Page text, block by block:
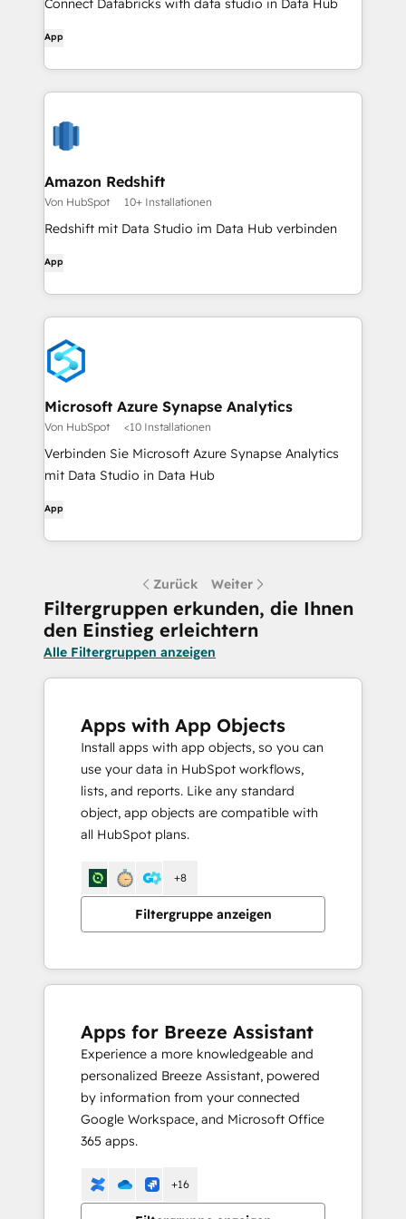
Connect Databricks with data studio in Data Hub
App
Amazon Redshift
Von HubSpot 10+ Installationen
Redshift mit Data Studio im Data Hub verbinden
App
Microsoft Azure Synapse Analytics
Von HubSpot <10 Installationen
Verbinden Sie Microsoft Azure Synapse Analytics
mit Data Studio in Data Hub
App
Zurück Weiter
Filtergruppen erkunden, die Ihnen
den Einstieg erleichtern
Alle Filtergruppen anzeigen
Apps with App Objects
Install apps with app objects, so you can
use your data in HubSpot workflows,
lists, and reports. Like any standard
object, app objects are compatible with
all HubSpot plans.
Filtergruppe anzeigen
+8
Apps for Breeze Assistant
Experience a more knowledgeable and
personalized Breeze Assistant, powered
by information from your connected
Google Workspace, and Microsoft Office
365 apps.
+16